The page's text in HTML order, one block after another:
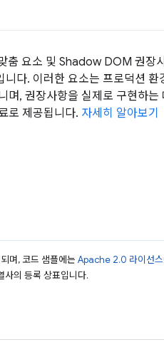
요소 및 Shadow DOM 권장
다. 이러한 요소는 프로덕션 환
며, 권장사항을 실제로 구현하는
로 제공됩니다. 자세히 알아보기
며, 코드 샘플에는 Apache 2.0 라이선스
의 등록 상표입니다.